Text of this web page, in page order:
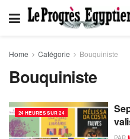
Home Catégorie Bouquiniste
Bouquiniste
24 HEURES SUR 24